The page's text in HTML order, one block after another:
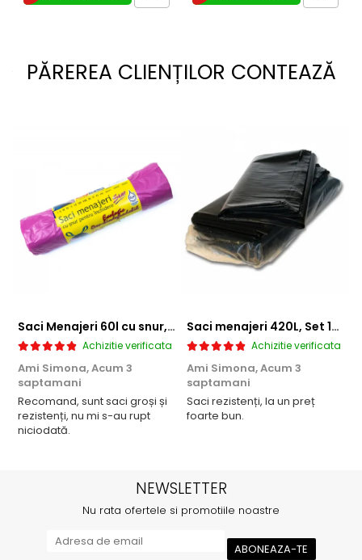
PĂREREA CLIENȚILOR CONTEAZĂ
Saci Menajeri 60l cu snur, Roz, 10buc/rola
Achizitie verificata
Ami Simona,Acum 3
saptamani
Recomand, sunt saci groși și
rezistenți, nu mi s-au rupt
niciodată.
Saci menajeri 420L, Set 10 bucati
Achizitie verificata
Ami Simona,Acum 3
saptamani
Saci rezistenți, la un preț
foarte bun.
NEWSLETTER
Nu rata ofertele si promotiile noastre